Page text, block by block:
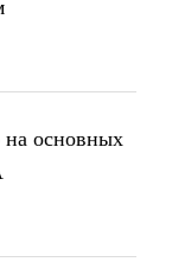
на основных